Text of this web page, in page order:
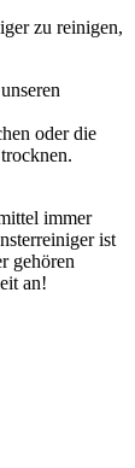
zu reinigen,
oder die
immer
ist
gehören
an!